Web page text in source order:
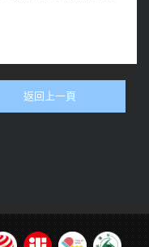
返回上一頁